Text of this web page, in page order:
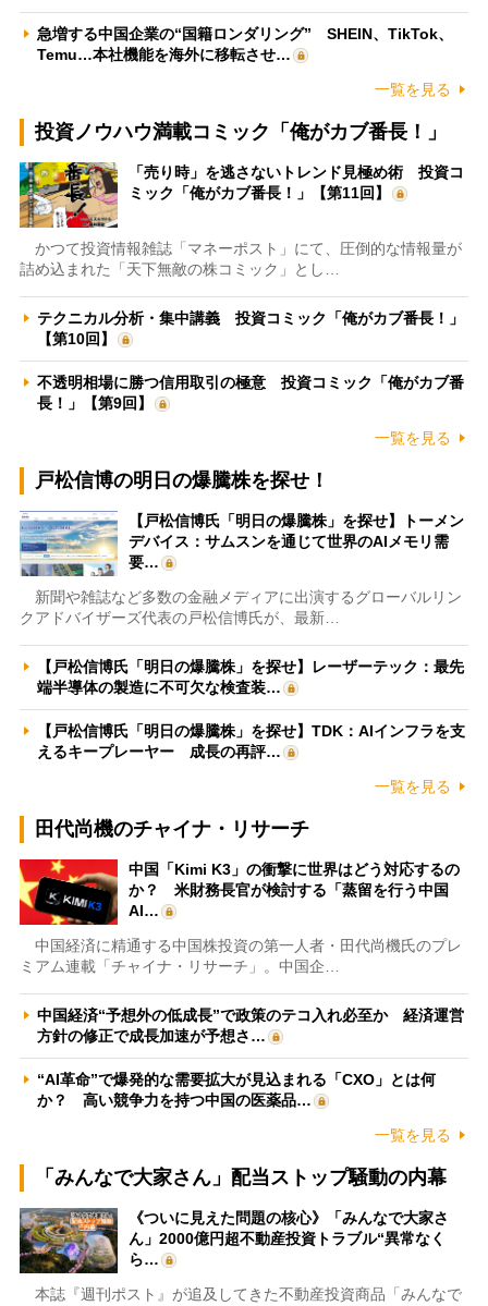
急増する中国企業の“国籍ロンダリング” SHEIN、TikTok、
Temu…本社機能を海外に移転させ…
一覧を見る
投資ノウハウ満載コミック「俺がカブ番長！」
「売り時」を逃さないトレンド見極め術 投資コ
ミック「俺がカブ番長！」【第11回】
かつて投資情報雑誌「マネーポスト」にて、圧倒的な情報量が
詰め込まれた「天下無敵の株コミック」とし…
テクニカル分析・集中講義 投資コミック「俺がカブ番長！」
【第10回】
不透明相場に勝つ信用取引の極意 投資コミック「俺がカブ番
長！」【第9回】
一覧を見る
戸松信博の明日の爆騰株を探せ！
【戸松信博氏「明日の爆騰株」を探せ】トーメン
デバイス：サムスンを通じて世界のAIメモリ需
要…
新聞や雑誌など多数の金融メディアに出演するグローバルリン
クアドバイザーズ代表の戸松信博氏が、最新…
【戸松信博氏「明日の爆騰株」を探せ】レーザーテック：最先
端半導体の製造に不可欠な検査装…
【戸松信博氏「明日の爆騰株」を探せ】TDK：AIインフラを支
えるキープレーヤー 成長の再評…
一覧を見る
田代尚機のチャイナ・リサーチ
中国「Kimi K3」の衝撃に世界はどう対応するの
か？ 米財務長官が検討する「蒸留を行う中国
AI…
中国経済に精通する中国株投資の第一人者・田代尚機氏のプレ
ミアム連載「チャイナ・リサーチ」。中国企…
中国経済“予想外の低成長”で政策のテコ入れ必至か 経済運営
方針の修正で成長加速が予想さ…
“AI革命”で爆発的な需要拡大が見込まれる「CXO」とは何
か？ 高い競争力を持つ中国の医薬品…
一覧を見る
「みんなで大家さん」配当ストップ騒動の内幕
《ついに見えた問題の核心》「みんなで大家さ
ん」2000億円超不動産投資トラブル“異常なく
ら…
本誌『週刊ポスト』が追及してきた不動産投資商品「みんなで